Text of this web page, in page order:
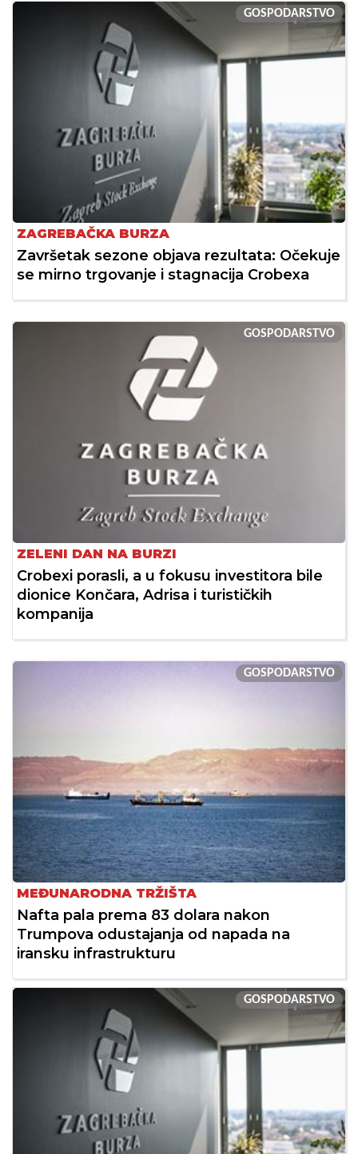
GOSPODARSTVO
ZAGREBAČKA BURZA
Završetak sezone objava rezultata: Očekuje
se mirno trgovanje i stagnacija Crobexa
GOSPODARSTVO
ZELENI DAN NA BURZI
Crobexi porasli, a u fokusu investitora bile
dionice Končara, Adrisa i turističkih
kompanija
GOSPODARSTVO
MEĐUNARODNA TRŽIŠTA
Nafta pala prema 83 dolara nakon
Trumpova odustajanja od napada na
iransku infrastrukturu
GOSPODARSTVO